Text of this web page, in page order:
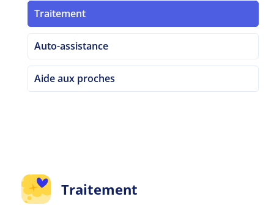
Traitement
Auto-assistance
Aide aux proches
Traitement